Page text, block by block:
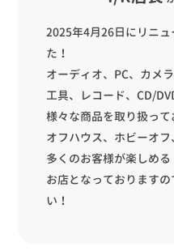
2025年4月26日にリニ
た！
オーディオ、PC、カメ
工具、レコード、CD/
様々な商品を取り扱って
オフハウス、ホビーオフ
多くのお客様が楽しめる
お店となっております
い！